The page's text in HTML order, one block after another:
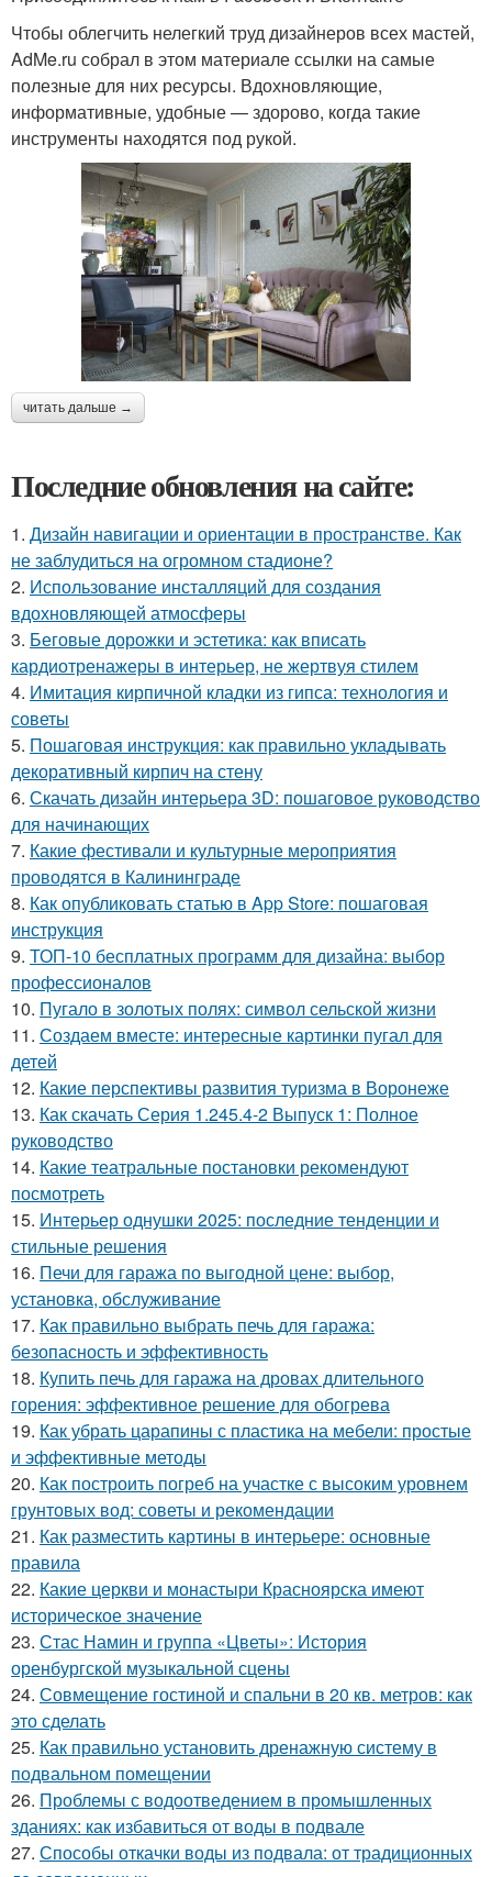
Чтобы облегчить нелегкий труд дизайнеров всех мастей,
AdMe.ru собрал в этом материале ссылки на самые
полезные для них ресурсы. Вдохновляющие,
информативные, удобные — здорово, когда такие
инструменты находятся под рукой.
читать дальше →
Последние обновления на сайте:
1. Дизайн навигации и ориентации в пространстве. Как
не заблудиться на огромном стадионе?
2. Использование инсталляций для создания
вдохновляющей атмосферы
3. Беговые дорожки и эстетика: как вписать
кардиотренажеры в интерьер, не жертвуя стилем
4. Имитация кирпичной кладки из гипса: технология и
советы
5. Пошаговая инструкция: как правильно укладывать
декоративный кирпич на стену
6. Скачать дизайн интерьера 3D: пошаговое руководство
для начинающих
7. Какие фестивали и культурные мероприятия
проводятся в Калининграде
8. Как опубликовать статью в App Store: пошаговая
инструкция
9. ТОП-10 бесплатных программ для дизайна: выбор
профессионалов
10. Пугало в золотых полях: символ сельской жизни
11. Создаем вместе: интересные картинки пугал для
детей
12. Какие перспективы развития туризма в Воронеже
13. Как скачать Серия 1.245.4-2 Выпуск 1: Полное
руководство
14. Какие театральные постановки рекомендуют
посмотреть
15. Интерьер однушки 2025: последние тенденции и
стильные решения
16. Печи для гаража по выгодной цене: выбор,
установка, обслуживание
17. Как правильно выбрать печь для гаража:
безопасность и эффективность
18. Купить печь для гаража на дровах длительного
горения: эффективное решение для обогрева
19. Как убрать царапины с пластика на мебели: простые
и эффективные методы
20. Как построить погреб на участке с высоким уровнем
грунтовых вод: советы и рекомендации
21. Как разместить картины в интерьере: основные
правила
22. Какие церкви и монастыри Красноярска имеют
историческое значение
23. Стас Намин и группа «Цветы»: История
оренбургской музыкальной сцены
24. Совмещение гостиной и спальни в 20 кв. метров: как
это сделать
25. Как правильно установить дренажную систему в
подвальном помещении
26. Проблемы с водоотведением в промышленных
зданиях: как избавиться от воды в подвале
27. Способы откачки воды из подвала: от традиционных